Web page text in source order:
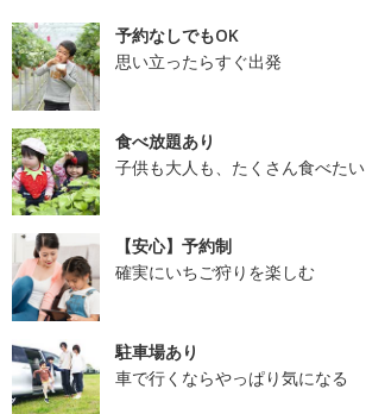
予約なしでもOK
思い立ったらすぐ出発
食べ放題あり
子供も大人も、たくさん食べたい
【安心】予約制
確実にいちご狩りを楽しむ
駐車場あり
車で行くならやっぱり気になる